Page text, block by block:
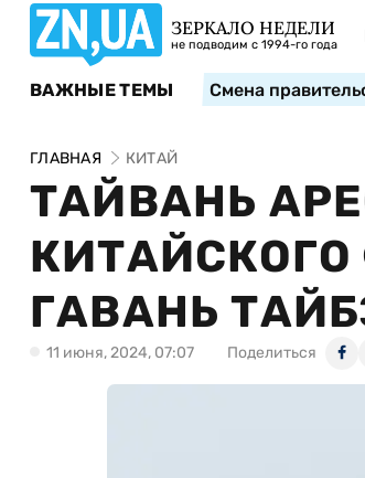
ЗЕРКАЛО НЕДЕЛИ
не подводим с 1994-го года
ВАЖНЫЕ ТЕМЫ Смена
ГЛАВНАЯ КИТАЙ
ТАЙВАНЬ
ГАВАНЬ
11 июня, 2024, 07:07 Поделиться